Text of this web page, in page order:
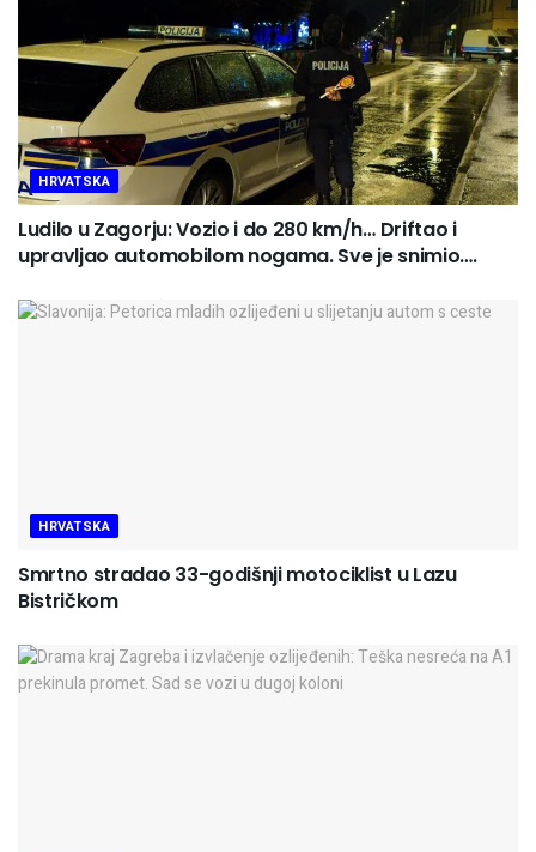
HRVATSKA
Ludilo u Zagorju: Vozio i do 280 km/h… Driftao i
upravljao automobilom nogama. Sve je snimio….
HRVATSKA
Smrtno stradao 33-godišnji motociklist u Lazu
Bistričkom